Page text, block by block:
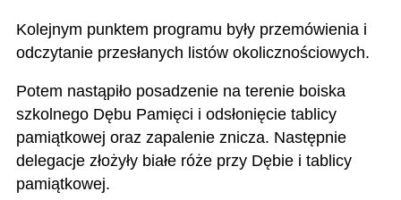
Kolejnym punktem programu były przemówienia i
odczytanie przesłanych listów okolicznościowych.
Potem nastąpiło posadzenie na terenie boiska
szkolnego Dębu Pamięci i odsłonięcie tablicy
pamiątkowej oraz zapalenie znicza. Następnie
delegacje złożyły białe róże przy Dębie i tablicy
pamiątkowej.